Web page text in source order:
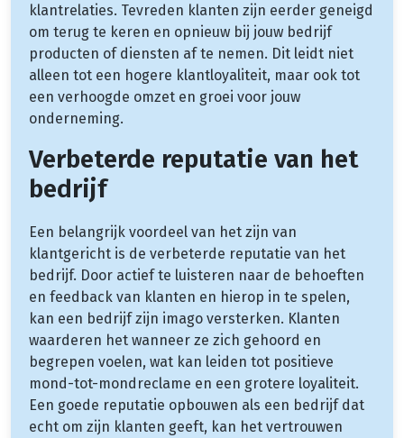
klantrelaties. Tevreden klanten zijn eerder geneigd
om terug te keren en opnieuw bij jouw bedrijf
producten of diensten af te nemen. Dit leidt niet
alleen tot een hogere klantloyaliteit, maar ook tot
een verhoogde omzet en groei voor jouw
onderneming.
Verbeterde reputatie van het
bedrijf
Een belangrijk voordeel van het zijn van
klantgericht is de verbeterde reputatie van het
bedrijf. Door actief te luisteren naar de behoeften
en feedback van klanten en hierop in te spelen,
kan een bedrijf zijn imago versterken. Klanten
waarderen het wanneer ze zich gehoord en
begrepen voelen, wat kan leiden tot positieve
mond-tot-mondreclame en een grotere loyaliteit.
Een goede reputatie opbouwen als een bedrijf dat
echt om zijn klanten geeft, kan het vertrouwen